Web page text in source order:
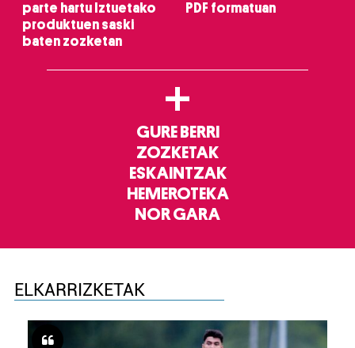
parte hartu Iztuetako
produktuen saski
baten zozketan
PDF formatuan
+
GURE BERRI
ZOZKETAK
ESKAINTZAK
HEMEROTEKA
NOR GARA
ELKARRIZKETAK